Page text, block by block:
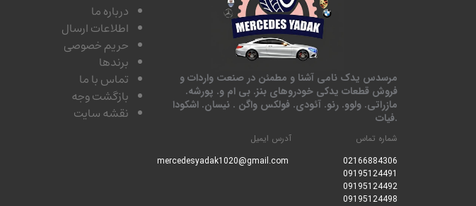
مرسدس یدک نامی آشنا و مطمئن در صنعت واردات و
فروش قطعات یدکی خودروهای بنز. بی ام و. پورشه.
مازراتی. ولوو. رنو. آئودی. فولکس واگن . نیسان. اشکودا
.فیات
شماره تماس
02166884306
09195124491
09195124492
09195124498
آدرس ایمیل
درباره ما
اطلاعات ارسال
حریم خصوصی
برندها
تماس با ما
بازگشت وجه
نقشه سایت